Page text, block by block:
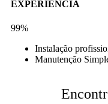
EXPERIÊNCIA
99%
Instalação
Manutenção